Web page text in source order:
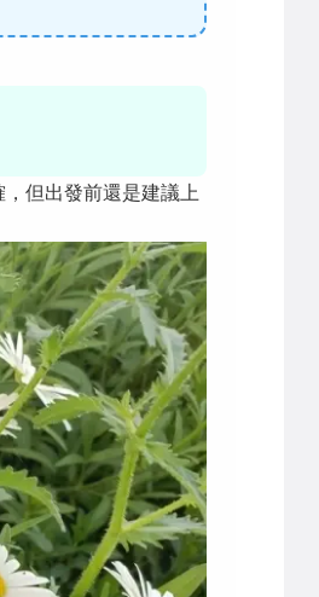
但出發前還是建議上